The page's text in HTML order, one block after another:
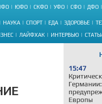
ЮФО СКФО УФО СФО ДФО
НАУКА СПОРТ ЕДА ЗДОРОВЬЕ
ЛАЙФХАК ИНТЕРВЬЮ
15:47
Европы